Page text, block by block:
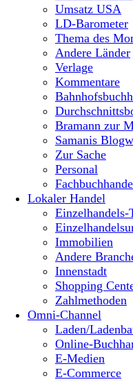
Umsatz USA
LD-Barometer
Thema des
Andere Länder
Verlage
Kommentare
Bramann zur
Samanis
Zur Sache
Personal
Lokaler Handel
Einzelhandels-
Immobilien
Andere
Innenstadt
Shopping
Zahlmethoden
Omni-Channel
Laden/
Online-
E-Medien
E-Commerce